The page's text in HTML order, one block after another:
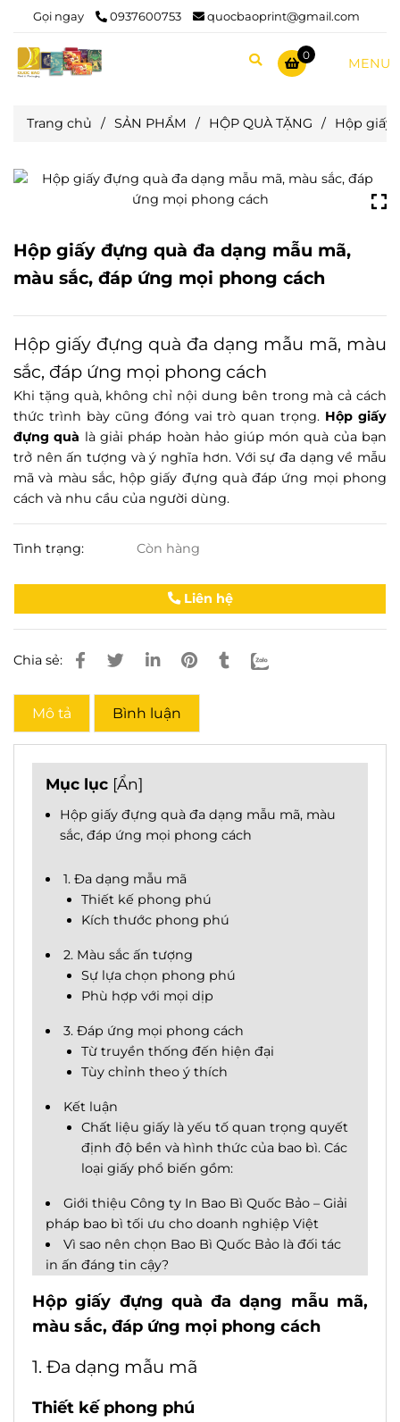
Gọi ngay 0937600753 quocbaoprint@gmail.com
0
MENU
Trang chủ / SẢN PHẨM / HỘP QUÀ TẶNG / Hộp giấy
Hộp giấy đựng quà đa dạng mẫu mã,
màu sắc, đáp ứng mọi phong cách
Hộp giấy đựng quà đa dạng mẫu mã, màu
sắc, đáp ứng mọi phong cách
Khi tặng quà, không chỉ nội dung bên trong mà cả cách
thức trình bày cũng đóng vai trò quan trọng. Hộp giấy
đựng quà là giải pháp hoàn hảo giúp món quà của bạn
trở nên ấn tượng và ý nghĩa hơn. Với sự đa dạng về mẫu
mã và màu sắc, hộp giấy đựng quà đáp ứng mọi phong
cách và nhu cầu của người dùng.
Tình trạng: Còn hàng
Liên hệ
Chia sẻ:
Mô tả Bình luận
Mục lục [Ẩn]
Hộp giấy đựng quà đa dạng mẫu mã, màu
sắc, đáp ứng mọi phong cách
1. Đa dạng mẫu mã
Thiết kế phong phú
Kích thước phong phú
2. Màu sắc ấn tượng
Sự lựa chọn phong phú
Phù hợp với mọi dịp
3. Đáp ứng mọi phong cách
Từ truyền thống đến hiện đại
Tùy chỉnh theo ý thích
Kết luận
Chất liệu giấy là yếu tố quan trọng quyết
định độ bền và hình thức của bao bì. Các
loại giấy phổ biến gồm:
Giới thiệu Công ty In Bao Bì Quốc Bảo – Giải
pháp bao bì tối ưu cho doanh nghiệp Việt
Vì sao nên chọn Bao Bì Quốc Bảo là đối tác
in ấn đáng tin cậy?
Hộp giấy đựng quà đa dạng mẫu mã,
màu sắc, đáp ứng mọi phong cách
1. Đa dạng mẫu mã
Thiết kế phong phú